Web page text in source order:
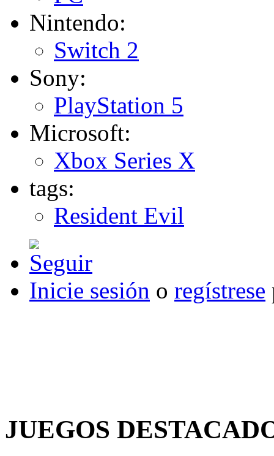
Nintendo:
Switch 2
Sony:
PlayStation 5
Microsoft:
Xbox Series X
tags:
Resident Evil
Inicie sesión o regístrese
JUEGOS